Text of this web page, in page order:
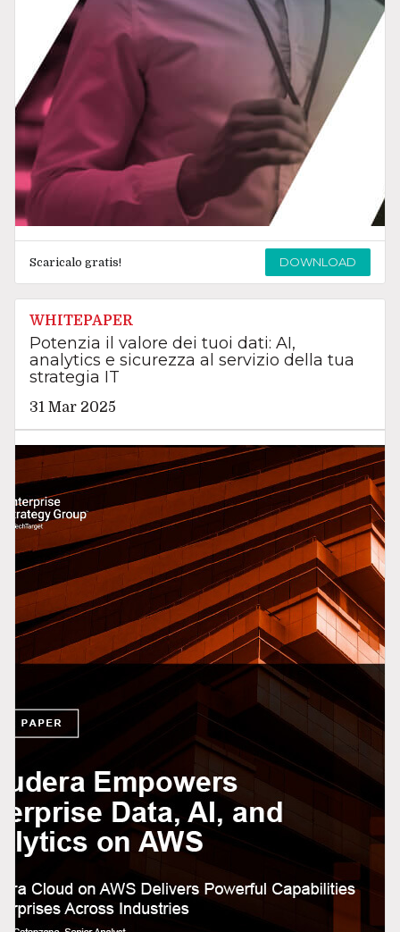
Scaricalo gratis! DOWNLOAD
WHITEPAPER
Potenzia il valore dei tuoi dati: AI,
analytics e sicurezza al servizio della tua
strategia IT
31 Mar 2025